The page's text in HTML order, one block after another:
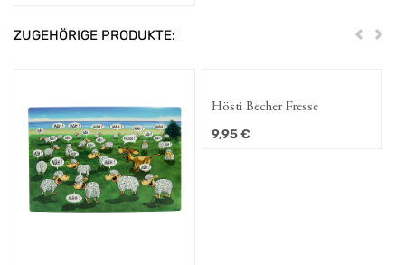
ZUGEHÖRIGE PRODUKTE: Zurück
Hösti Becher Fresse
9,95€